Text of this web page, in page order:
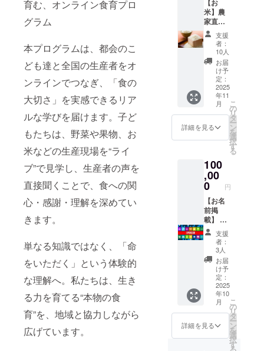
育む、オンライン食育プロ
グラム
本プログラムは、都会のこ
ども達と全国の生産者をオ
ンラインでつなぎ、「食の
大切さ」を実感できるリア
ルな学びを届けます。子ど
もたちは、野菜や果物、お
米などの生産現場を“ライ
ブ”で見学し、生産者の声を
直接聞くことで、食への関
心・感謝・理解を深めてい
きます。
単なる知識ではなく、「命
をいただく」という体験的
な理解へ。私たちは、生き
る力を育てる“本物の食
育”を、地域と協力しながら
広げています。
・現金
への交
換はで
きませ
ん。お
つりは
でませ
ん。 ・
初回来
店時に
お渡し
いたし
ます。
スタッ
ディン
グで支
援をし
た旨を
お声掛
けくだ
さい。
・有効
期間：
2025年
9月1
日〜
2026年
8月31日
まで
【お
米】農
家直
送！新
米
5K（全
国発
送）
「原材
料及び
添加物
等の食
品表示
はお届
け商品
のラベ
記され
ます。
商品開
封前に
は必ず
お届け
のリ
ターン
に貼付
された
ラベル
や注意
書きを
ご確認
くださ
い。」
支援
者：
10人
お届
け予
定：
2025
年11
月
詳細を見る
こ
の
リ
タ
ー
ン
を
選
択
す
る
100
,00
0 円
【お名
前掲
載】 わ
ノクニ
ファー
ムの店
舗、HP
に、支
援者様
のお名
前をス
ポン
サー様
として
掲載し
ます。
支援
者：
3人
お届
け予
定：
2025
年10
月
詳細を見る
こ
の
リ
タ
ー
ン
を
選
択
す